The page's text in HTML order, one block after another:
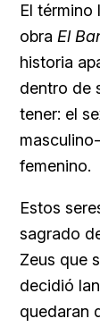
El término
obra El
historia
dentro de
tener: el
femenino.
Estos
sagrado
Zeus que
decidió
quedaran